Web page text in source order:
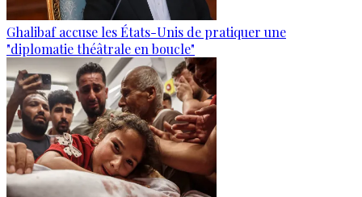
Ghalibaf accuse les États-Unis de pratiquer une
"diplomatie théâtrale en boucle"